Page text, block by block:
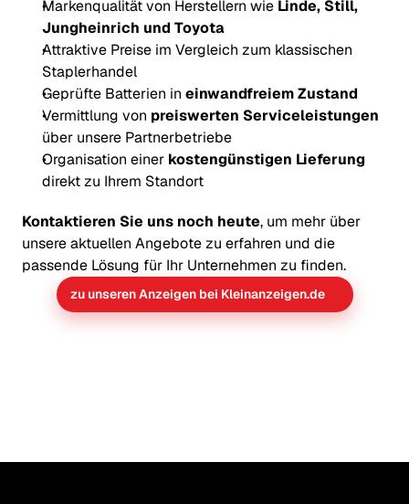
Markenqualität von Herstellern wie Linde, Still,
Jungheinrich und Toyota
Attraktive Preise im Vergleich zum klassischen
Staplerhandel
Geprüfte Batterien in einwandfreiem Zustand
Vermittlung von preiswerten Serviceleistungen
über unsere Partnerbetriebe
Organisation einer kostengünstigen Lieferung
direkt zu Ihrem Standort
Kontaktieren Sie uns noch heute, um mehr über
unsere aktuellen Angebote zu erfahren und die
passende Lösung für Ihr Unternehmen zu finden.
zu unseren Anzeigen bei Kleinanzeigen.de